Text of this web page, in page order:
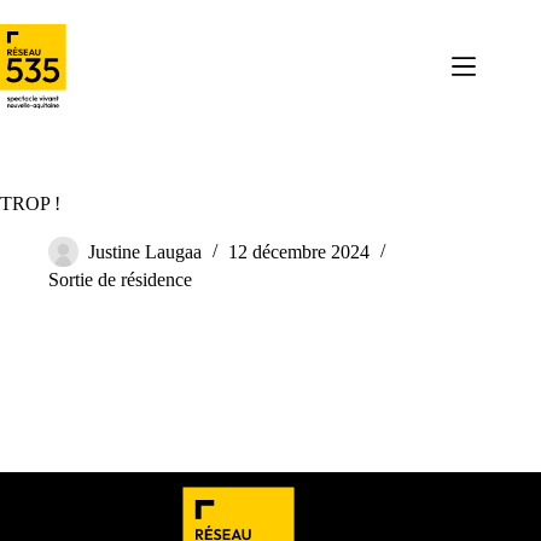
TROP !
Justine Laugaa
12 décembre 2024
Sortie de résidence